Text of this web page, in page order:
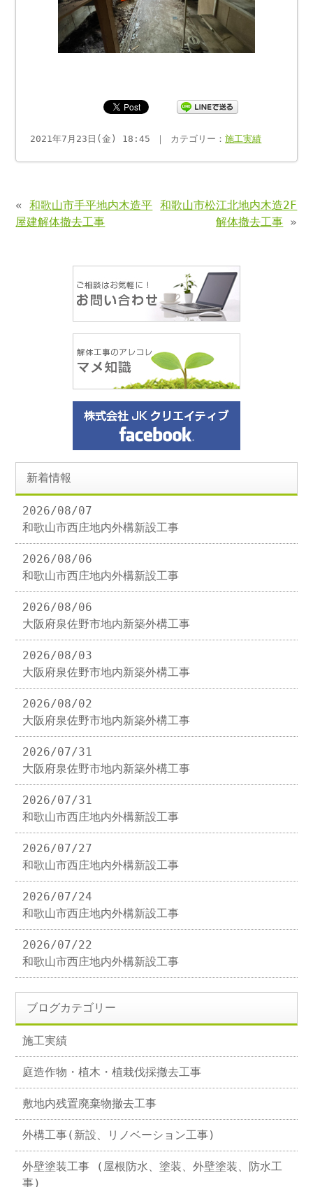
2021年7月23日(金) 18:45 ｜ カテゴリー：施工実績
«和歌山市手平地内木造平
屋建解体撤去工事
和歌山市松江北地内木造2F
解体撤去工事 »
新着情報
2026/08/07
和歌山市西庄地内外構新設工事
2026/08/06
和歌山市西庄地内外構新設工事
2026/08/06
大阪府泉佐野市地内新築外構工事
2026/08/03
大阪府泉佐野市地内新築外構工事
2026/08/02
大阪府泉佐野市地内新築外構工事
2026/07/31
大阪府泉佐野市地内新築外構工事
2026/07/31
和歌山市西庄地内外構新設工事
2026/07/27
和歌山市西庄地内外構新設工事
2026/07/24
和歌山市西庄地内外構新設工事
2026/07/22
和歌山市西庄地内外構新設工事
ブログカテゴリー
施工実績
庭造作物・植木・植栽伐採撤去工事
敷地内残置廃棄物撤去工事
外構工事(新設、リノベーション工事)
外壁塗装工事 (屋根防水、塗装、外壁塗装、防水工
事)